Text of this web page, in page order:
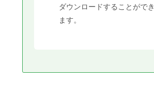
ダウンロードすることができ
ます。